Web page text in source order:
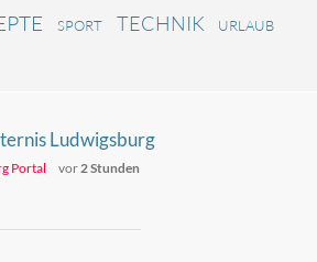
SPORT TECHNIK URLAUB
Ludwigsburg
Tipps
Portal vor2 Stunden